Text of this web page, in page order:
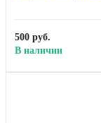
500 руб.
В наличии